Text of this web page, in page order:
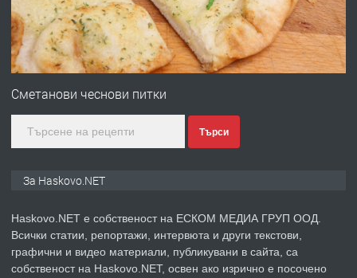
преди 2 дни
ПРЕДЛАГА
ПРОСТОРЕН ТРИСТАЕН
КУБА
преди 3 дни
ПРЕДЛАГА
Сметанови чеснови питки
Търси
За Haskovo.NET
Haskovo.NET е собственост на ЕСКОМ МЕДИА ГРУП ООД.
Всички статии, репортажи, интервюта и други текстови,
графични и видео материали, публикувани в сайта, са
собственост на Haskovo.NET, освен ако изрично е посочено